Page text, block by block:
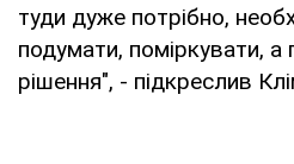
туди дуже потрібно,
подумати, поміркувати, а
рішення", - підкреслив